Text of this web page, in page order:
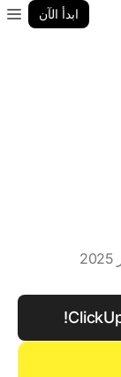
ابدأ الآن